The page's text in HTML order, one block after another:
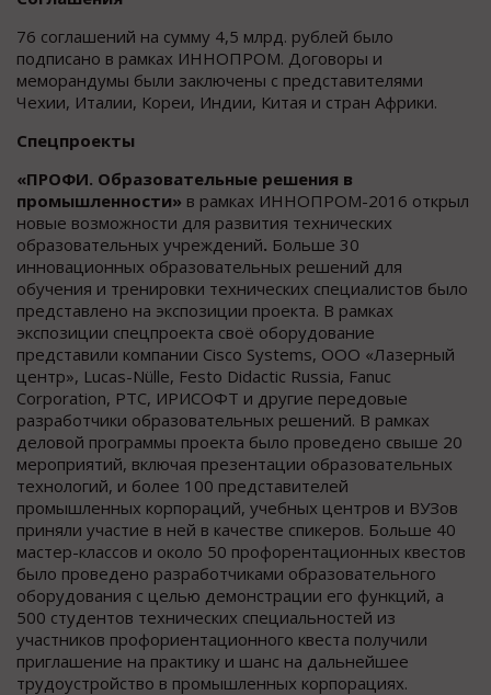
76 соглашений на сумму 4,5 млрд. рублей было
подписано в рамках ИННОПРОМ. Договоры и
меморандумы были заключены с представителями
Чехии, Италии, Кореи, Индии, Китая и стран Африки.
Спецпроекты
«ПРОФИ. Образовательные решения в
промышленности» в рамках ИННОПРОМ-2016 открыл
новые возможности для развития технических
образовательных учреждений. Больше 30
инновационных образовательных решений для
обучения и тренировки технических специалистов было
представлено на экспозиции проекта. В рамках
экспозиции спецпроекта своё оборудование
представили компании Cisco Systems, ООО «Лазерный
центр», Lucas-Nülle, Festo Didactic Russia, Fanuc
Corporation, PTC, ИРИСОФТ и другие передовые
разработчики образовательных решений. В рамках
деловой программы проекта было проведено свыше 20
мероприятий, включая презентации образовательных
технологий, и более 100 представителей
промышленных корпораций, учебных центров и ВУЗов
приняли участие в ней в качестве спикеров. Больше 40
мастер-классов и около 50 профорентационных квестов
было проведено разработчиками образовательного
оборудования с целью демонстрации его функций, а
500 студентов технических специальностей из
участников профориентационного квеста получили
приглашение на практику и шанс на дальнейшее
трудоустройство в промышленных корпорациях.